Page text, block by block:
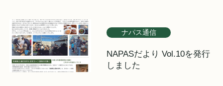
ナパス通信
NAPASだより Vol.10を発行
しました